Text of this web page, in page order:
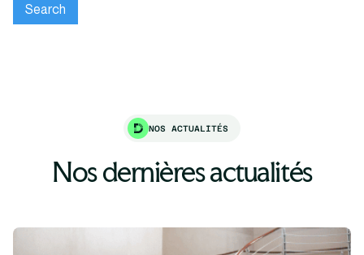
NOS ACTUALITÉS
Nos dernières actualités